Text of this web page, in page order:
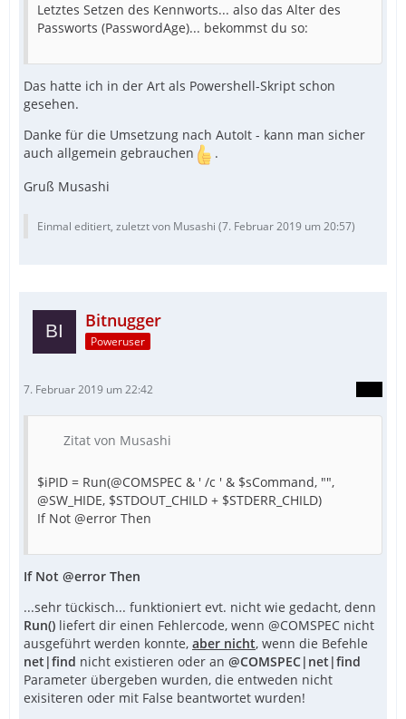
Letztes Setzen des Kennworts... also das Alter des
Passworts (PasswordAge)... bekommst du so:
Das hatte ich in der Art als Powershell-Skript schon
gesehen.
Danke für die Umsetzung nach AutoIt - kann man sicher
auch allgemein gebrauchen
.
Gruß Musashi
Einmal editiert, zuletzt von Musashi (7. Februar 2019 um 20:57)
Bitnugger
Poweruser
7. Februar 2019 um 22:42
Zitat von Musashi
$iPID = Run(@COMSPEC & ' /c ' & $sCommand, "",
@SW_HIDE, $STDOUT_CHILD + $STDERR_CHILD)
If Not @error Then
If Not @error Then
...sehr tückisch... funktioniert evt. nicht wie gedacht, denn
Run() liefert dir einen Fehlercode, wenn @COMSPEC nicht
ausgeführt werden konnte, aber nicht, wenn die Befehle
net|find nicht existieren oder an @COMSPEC|net|find
Parameter übergeben wurden, die entweden nicht
exisiteren oder mit False beantwortet wurden!